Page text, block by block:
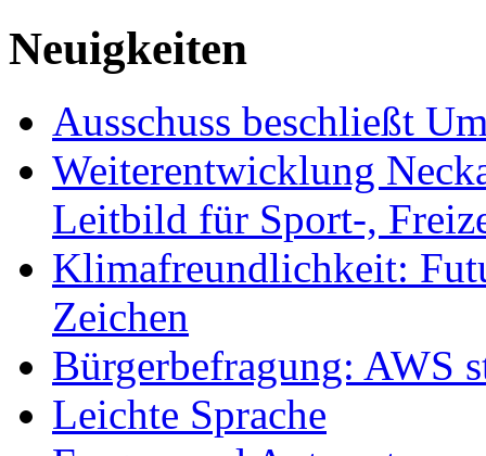
Neuigkeiten
Ausschuss beschließt
Weiterentwicklung
Leitbild für Sport-,
Klimafreundlichkeit:
Zeichen
Bürgerbefragung: AWS
Leichte Sprache